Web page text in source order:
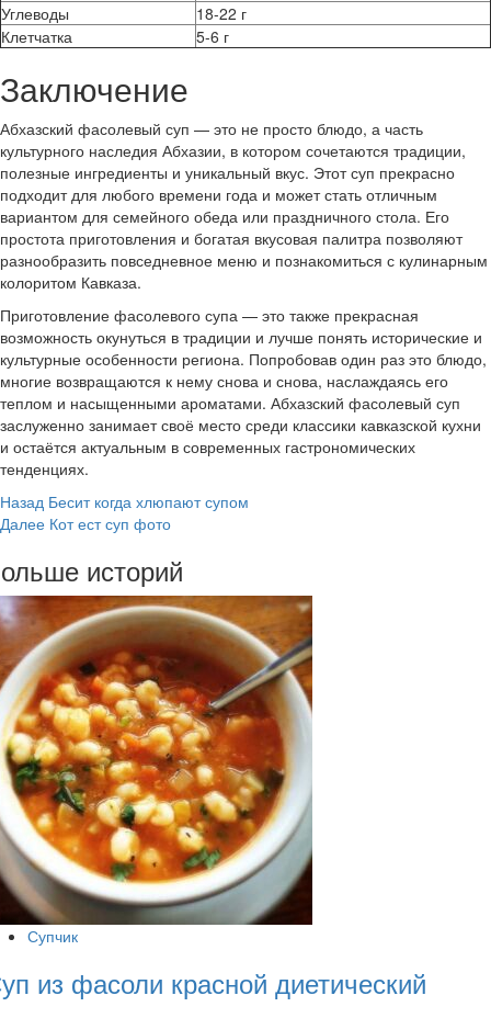
Углеводы
18-22 г
Клетчатка
5-6 г
Заключение
Абхазский фасолевый суп — это не просто блюдо, а часть
культурного наследия Абхазии, в котором сочетаются традиции,
полезные ингредиенты и уникальный вкус. Этот суп прекрасно
подходит для любого времени года и может стать отличным
вариантом для семейного обеда или праздничного стола. Его
простота приготовления и богатая вкусовая палитра позволяют
разнообразить повседневное меню и познакомиться с кулинарным
колоритом Кавказа.
Приготовление фасолевого супа — это также прекрасная
возможность окунуться в традиции и лучше понять исторические и
культурные особенности региона. Попробовав один раз это блюдо,
многие возвращаются к нему снова и снова, наслаждаясь его
теплом и насыщенными ароматами. Абхазский фасолевый суп
заслуженно занимает своё место среди классики кавказской кухни
и остаётся актуальным в современных гастрономических
тенденциях.
Post
Navigation
Назад Бесит когда хлюпают супом
Далее Кот ест суп фото
историй
Супчик
из фасоли красной диетический